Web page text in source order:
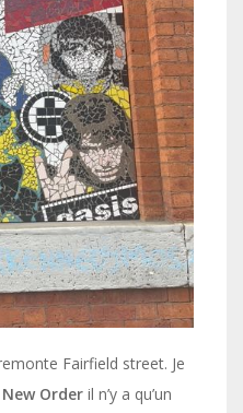
Fairfield street. Je
New Order il n’y a qu’un